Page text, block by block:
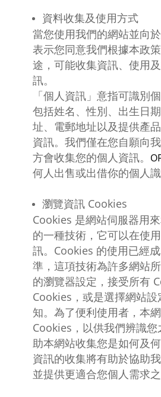
資料收集及使用方式
當您使用我們的網站並向
表示您同意我們根據本政
途，可能收集資訊、使用
訊。
「個人資訊」意指可識別
包括姓名、性別、出生日
址、電郵地址以及提供產
資訊。我們僅在您自願向
方會收集您的個人資訊。
何人出售或出借你的個人識
瀏覽資訊 Cookies
Cookies 是網站伺服器用
的一種技術，它可以在使
訊。Cookies 的使用已經
準，這項技術為許多網站
的瀏覽器設定，接受所有
Cookies，或是選擇網站
知。為了便利使用者，本
Cookies，以供我們辨識
助本網站收集您是如何及
資訊的收集將有助於協助
並提供更適合您個人需求之